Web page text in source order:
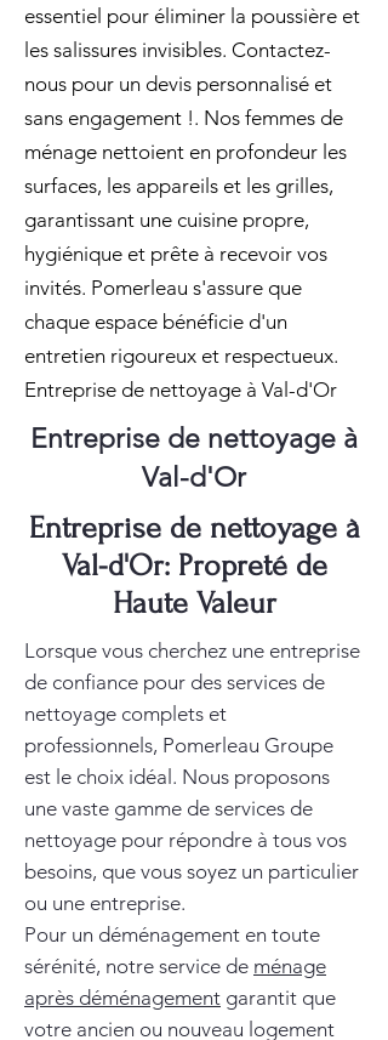
essentiel pour éliminer la poussière et
les salissures invisibles. Contactez-
nous pour un devis personnalisé et
sans engagement !. Nos femmes de
ménage nettoient en profondeur les
surfaces, les appareils et les grilles,
garantissant une cuisine propre,
hygiénique et prête à recevoir vos
invités. Pomerleau s'assure que
chaque espace bénéficie d'un
entretien rigoureux et respectueux.
Entreprise de nettoyage à Val-d'Or
Entreprise de nettoyage à
Val-d'Or
Entreprise de nettoyage à
Val-d'Or: Propreté de
Haute Valeur
Lorsque vous cherchez une entreprise
de confiance pour des services de
nettoyage complets et
professionnels, Pomerleau Groupe
est le choix idéal. Nous proposons
une vaste gamme de services de
nettoyage pour répondre à tous vos
besoins, que vous soyez un particulier
ou une entreprise.
Pour un déménagement en toute
sérénité, notre service de ménage
après déménagement garantit que
votre ancien ou nouveau logement